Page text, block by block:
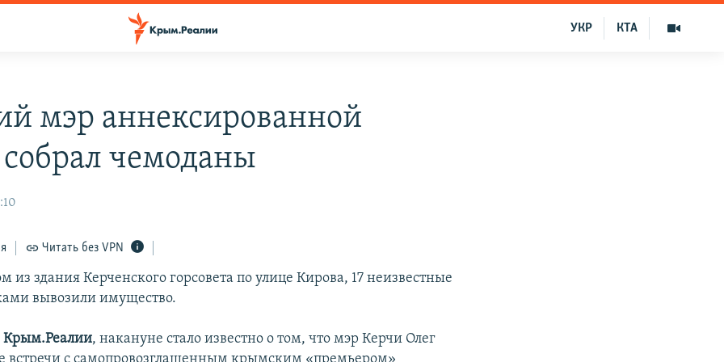
КТА
УКР
мэр аннексированной
чемоданы
Читать без VPN
из здания Керченского горсовета по улице Кирова, 17 неизвестные
вывозили имущество.
Крым.Реалии, накануне стало известно о том, что мэр Керчи Олег